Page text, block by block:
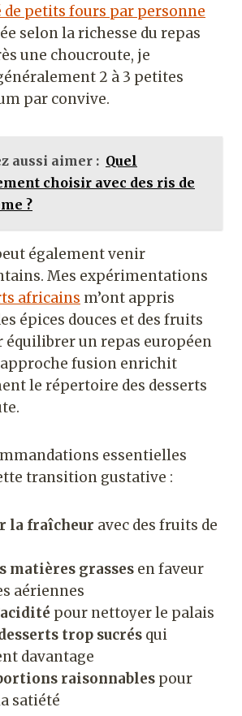
petits fours par personne
selon la richesse du repas
une choucroute, je
2 à 3 petites
par convive.
aussi aimer : Quel
choisir avec des ris de
?
également venir
Mes expérimentations
africains m’ont appris
épices douces et des fruits
un repas européen
approche fusion enrichit
le répertoire des desserts
essentielles
transition gustative :
la fraîcheur avec des fruits de
matières grasses en faveur
aériennes
pour nettoyer le palais
trop sucrés qui
davantage
raisonnables pour
satiété